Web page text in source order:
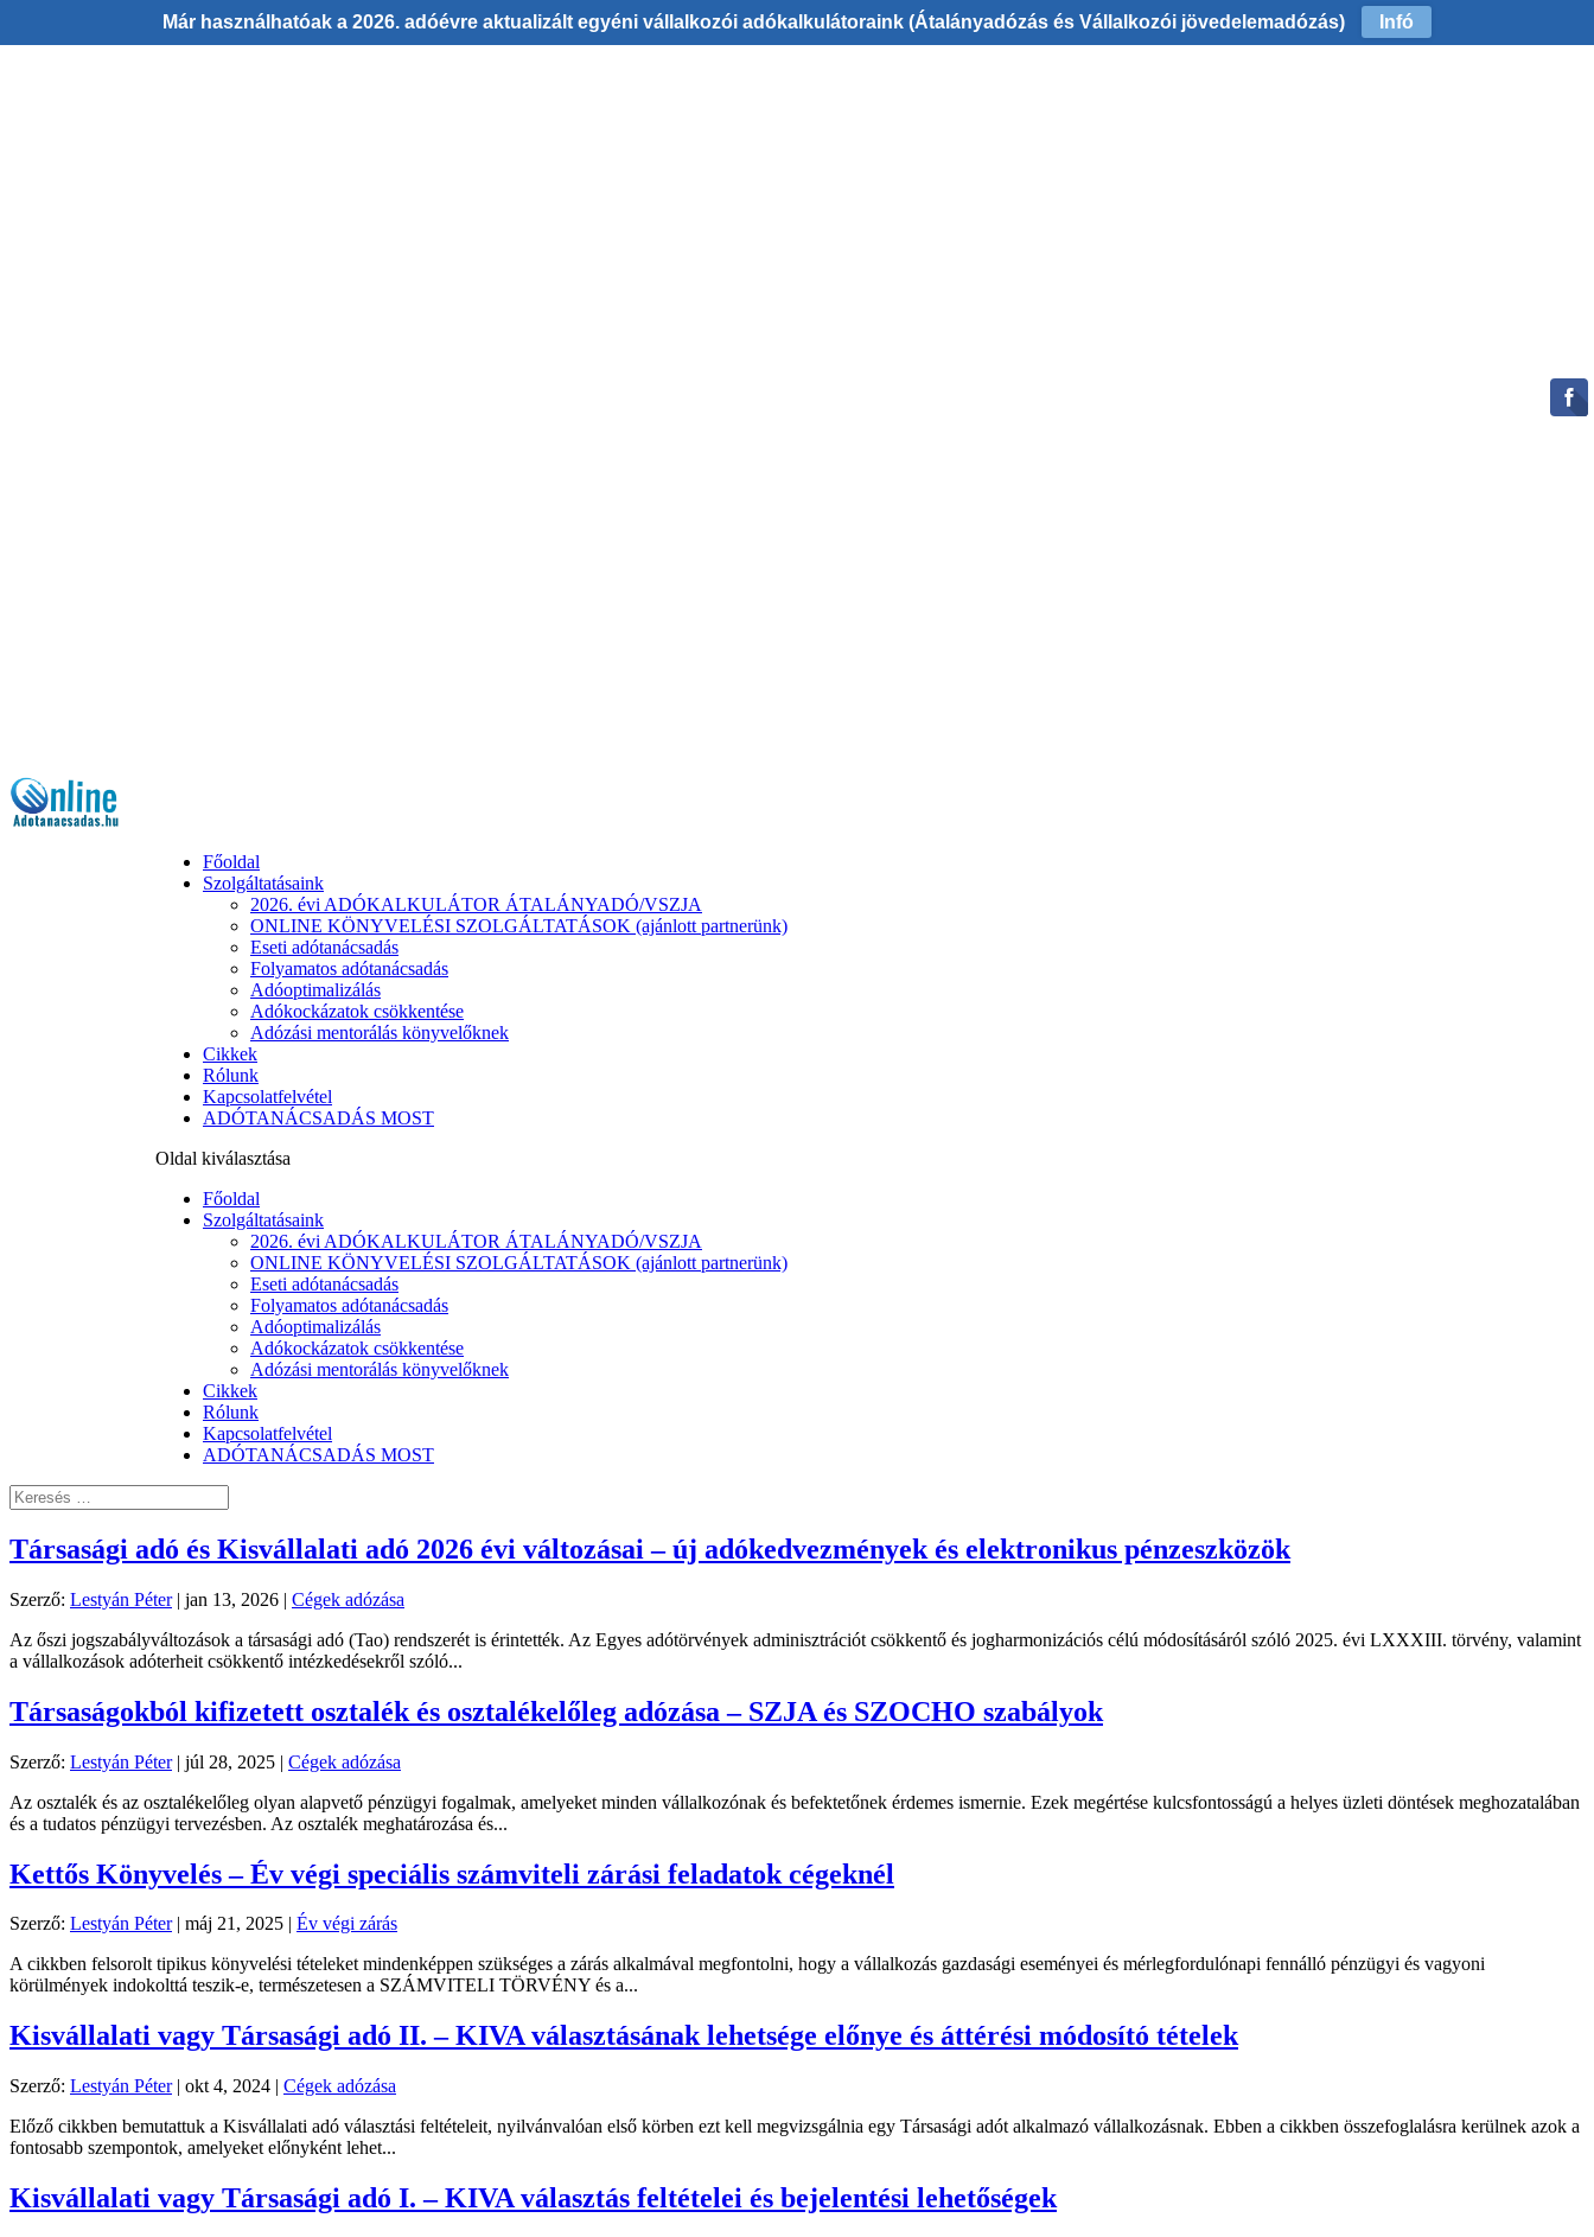
Főoldal
Szolgáltatásaink
2026. évi ADÓKALKULÁTOR ÁTALÁNYADÓ/VSZJA
ONLINE KÖNYVELÉSI SZOLGÁLTATÁSOK (ajánlott partnerünk)
Eseti adótanácsadás
Folyamatos adótanácsadás
Adóoptimalizálás
Adókockázatok csökkentése
Adózási mentorálás könyvelőknek
Cikkek
Rólunk
Kapcsolatfelvétel
ADÓTANÁCSADÁS MOST
Oldal kiválasztása
Főoldal
Szolgáltatásaink
2026. évi ADÓKALKULÁTOR ÁTALÁNYADÓ/VSZJA
ONLINE KÖNYVELÉSI SZOLGÁLTATÁSOK (ajánlott partnerünk)
Eseti adótanácsadás
Folyamatos adótanácsadás
Adóoptimalizálás
Adókockázatok csökkentése
Adózási mentorálás könyvelőknek
Cikkek
Rólunk
Kapcsolatfelvétel
ADÓTANÁCSADÁS MOST
Társasági adó és Kisvállalati adó 2026 évi változásai – új adókedvezmények és elektronikus pénzeszközök
Szerző: Lestyán Péter| jan 13, 2026 | Cégek adózása
Az őszi jogszabályváltozások a társasági adó (Tao) rendszerét is érintették. Az Egyes adótörvények adminisztrációt csökkentő és jogharmonizációs célú módosításáról szóló 2025. évi LXXXIII. törvény, valamint
a vállalkozások adóterheit csökkentő intézkedésekről szóló...
Társaságokból kifizetett osztalék és osztalékelőleg adózása – SZJA és SZOCHO szabályok
Szerző: Lestyán Péter| júl 28, 2025 | Cégek adózása
Az osztalék és az osztalékelőleg olyan alapvető pénzügyi fogalmak, amelyeket minden vállalkozónak és befektetőnek érdemes ismernie. Ezek megértése kulcsfontosságú a helyes üzleti döntések meghozatalában
és a tudatos pénzügyi tervezésben. Az osztalék meghatározása és...
Kettős Könyvelés – Év végi speciális számviteli zárási feladatok cégeknél
Szerző: Lestyán Péter| máj 21, 2025 | Év végi zárás
A cikkben felsorolt tipikus könyvelési tételeket mindenképpen szükséges a zárás alkalmával megfontolni, hogy a vállalkozás gazdasági eseményei és mérlegfordulónapi fennálló pénzügyi és vagyoni
körülmények indokolttá teszik-e, természetesen a SZÁMVITELI TÖRVÉNY és a...
Kisvállalati vagy Társasági adó II. – KIVA választásának lehetsége előnye és áttérési módosító tételek
Szerző: Lestyán Péter| okt 4, 2024 | Cégek adózása
Előző cikkben bemutattuk a Kisvállalati adó választási feltételeit, nyilvánvalóan első körben ezt kell megvizsgálnia egy Társasági adót alkalmazó vállalkozásnak. Ebben a cikkben összefoglalásra kerülnek azok a
fontosabb szempontok, amelyeket előnyként lehet...
Kisvállalati vagy Társasági adó I. – KIVA választás feltételei és bejelentési lehetőségek
Már használhatóak a 2026. adóévre aktualizált egyéni vállalkozói adókalkulátoraink (Átalányadózás és Vállalkozói jövedelemadózás) Infó